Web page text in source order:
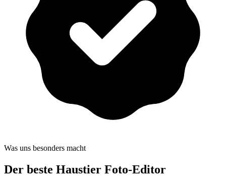
Was uns besonders macht
Der beste Haustier Foto-Editor